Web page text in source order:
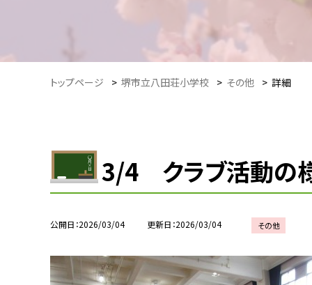
トップページ > 堺市立八田荘小学校 > その他 > 詳細
3/4 クラブ活動の
公開日 2026/03/04 更新日 2026/03/04 その他